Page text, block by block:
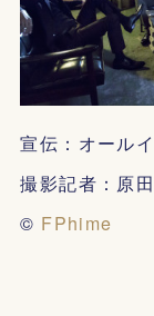
宣伝：オール
撮影記者：原田
© FPhime